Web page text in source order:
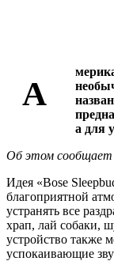
А
а для
Об этом сообщает
Идея «Bose
благоприятной
устранять все
храп, лай собаки,
устройство также
успокаивающие